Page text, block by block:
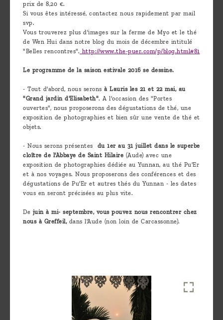
prix de 8,20 €.
Si vous êtes intéressé, contactez nous rapidement par mail
svp.
Vous trouverez plus d'images sur la ferme de Myo et le thé
de Wen Hui dans notre blog du mois de décembre intitulé
"Belles rencontres". http://www.the-puer.com/p/blog.html#81
Le programme de la saison estivale 2016 se dessine.
- Tout d'abord, nous serons à Lauris les 21 et 22 mai, au
"Grand jardin d'Elisabeth". A l'occasion des "Portes
ouvertes", nous proposerons des dégustations de thé, une
exposition de photographies et bien sûr une vente de thé et
objets.
- Nous serons présentes
du 1er au 31 juillet dans le superbe
cloître de l'Abbaye de Saint Hilaire (Aude) avec une
exposition de photographies dédiée au Yunnan, au thé Pu'Er
et à nos voyages. Nous proposerons des conférences et des
dégustations de Pu'Er et autres thés du Yunnan - les dates
vous en seront précisées au plus vite.
De juin à mi- septembre, vous pouvez nous rencontrer chez
nous à Greffeil,dans l'Aude (non loin de Carcassonne).